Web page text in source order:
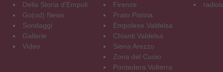
Della Storia d'Empoli
Go(od) News
Sondaggi
Gallerie
Video
Firenze
Prato Pistoia
Empolese Valdelsa
Chianti Valdelsa
Siena Arezzo
Zona del Cuoio
Pontedera Volterra